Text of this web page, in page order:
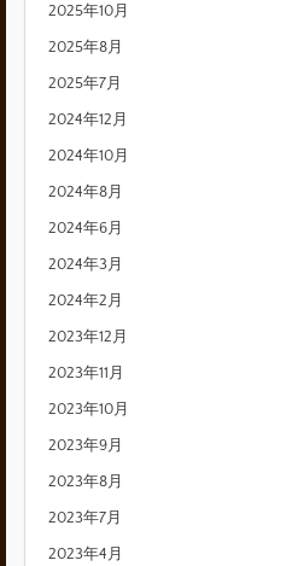
2025年10月
2025年8月
2025年7月
2024年12月
2024年10月
2024年8月
2024年6月
2024年3月
2024年2月
2023年12月
2023年11月
2023年10月
2023年9月
2023年8月
2023年7月
2023年4月